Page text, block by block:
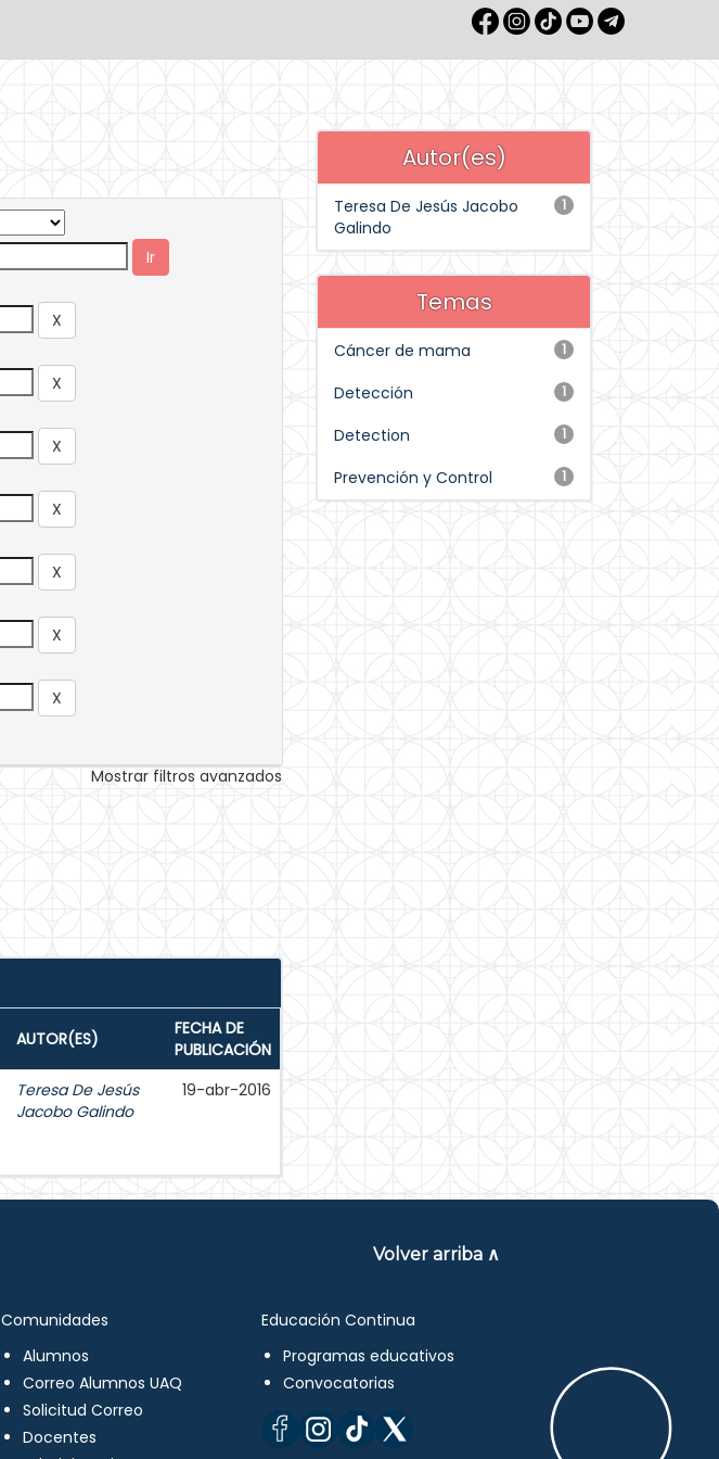
Mostrar filtros avanzados
AUTOR(ES)
FECHA DE
PUBLICACIÓN
Teresa De Jesús
Jacobo Galindo
19-abr-2016
Autor(es)
1
Teresa De Jesús Jacobo
Galindo
Temas
1
Cáncer de mama
1
Detección
1
Detection
1
Prevención y Control
Volver arriba ∧
Comunidades
Alumnos
Correo Alumnos UAQ
Solicitud Correo
Docentes
Educación Continua
Programas educativos
Convocatorias